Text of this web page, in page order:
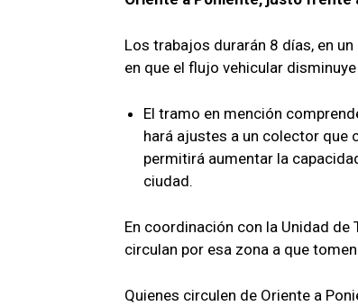
p
k
m
Los trabajos durarán 8 días, en
en que el flujo vehicular
El tramo en mención
hará ajustes a un colector que
permitirá aumentar la
ciudad.
En coordinación con la Unidad
circulan por esa zona a que
Quienes circulen de Oriente a